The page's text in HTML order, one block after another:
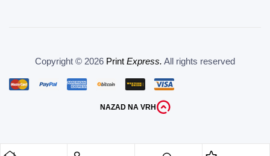
Copyright © 2026 Print Express. All rights reserved
NAZAD NA VRH